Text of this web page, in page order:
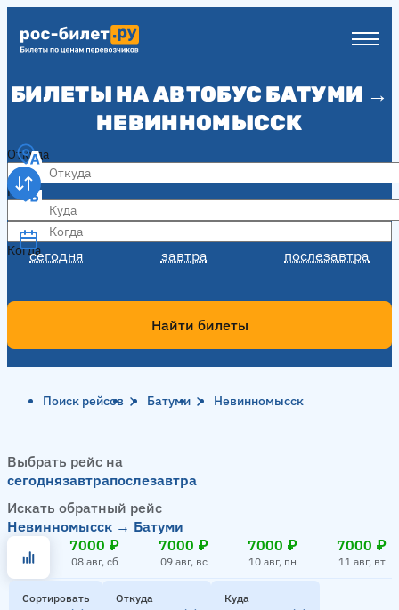
БИЛЕТЫ НА АВТОБУС БАТУМИ →
НЕВИННОМЫССК
Откуда
Куда
Когда
сегодня завтра послезавтра
Когда
Найти билеты
Поиск рейсов Батуми Невинномысск
Выбрать рейс на
сегоднязавтрапослезавтра
Искать обратный рейс
Невинномысск → Батуми
7000 ₽
08 авг, сб
7000 ₽
09 авг, вс
7000 ₽
10 авг, пн
7000 ₽
11 авг, вт
Сортировать Откуда Куда